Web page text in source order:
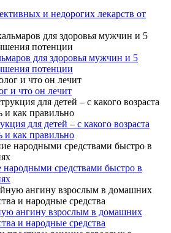
и недорогих лекарств от
для здоровья мужчин и 5
потенции
и что он лечит
для детей – с какого возраста
как правильно
народными средствами быстро в
ангину взрослым в домашних
и народные средства